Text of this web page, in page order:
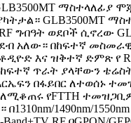
ማስተላለፊያ
GLB3500MT
ግብዓት ወደቦች ሲኖረው
አለው። በከፍተኛ መስመራዊ
እና ዝቅተኛ ድምጽ የ RF
ከፍተኛ ጥራት ያላቸውን
በፋይበር ለተወሰኑ
የFTTH
1490nm/